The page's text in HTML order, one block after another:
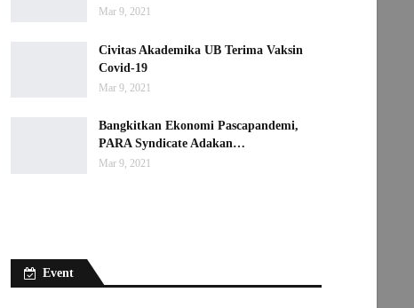
Mar 9, 2021
Civitas Akademika UB Terima Vaksin
Covid-19
Mar 9, 2021
Bangkitkan Ekonomi Pascapandemi,
PARA Syndicate Adakan…
Mar 9, 2021
Event